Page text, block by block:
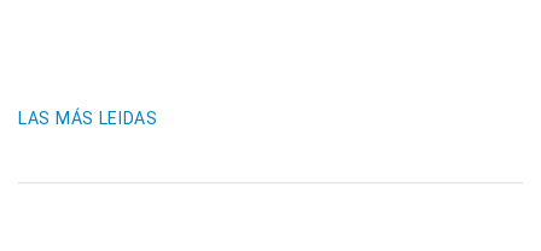
LAS MÁS LEIDAS